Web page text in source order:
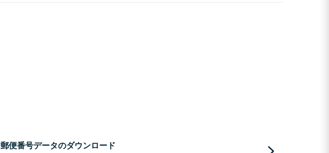
郵便番号データのダウンロード